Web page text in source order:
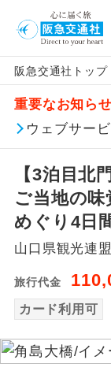
阪急交通社トップ
重要なお知らせ
ウェブサー
【3泊目北
ご当地の
めぐり4日
山口県観光連
旅行代金
カード利用可
アイコン
添乗員同行
現地添乗員同
行
バスガイド乗
務
新コース